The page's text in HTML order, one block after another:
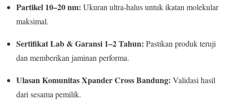
Partikel 10–20 nm: Ukuran ultra-halus untuk ikatan molekular
maksimal.
Sertifikat Lab & Garansi 1–2 Tahun: Pastikan produk teruji
dan memberikan jaminan performa.
Ulasan Komunitas Xpander Cross Bandung: Validasi hasil
dari sesama pemilik.